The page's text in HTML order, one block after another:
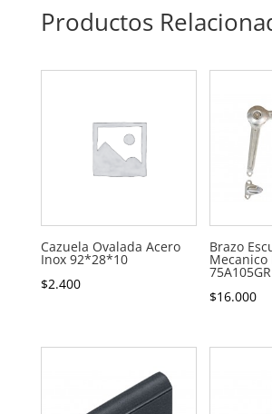
Productos
Cazuela Ovalada Acero
Inox 92*28*10
$2.400
Brazo
Mecanico
75A105GR
$16.000